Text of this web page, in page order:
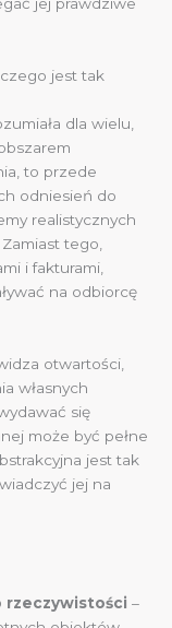
jest tak
dla wielu,
to przede
odniesień do
realistycznych
tego,
i fakturami,
na odbiorcę
otwartości,
własnych
się
może być pełne
jest tak
jej na
rzeczywistości –